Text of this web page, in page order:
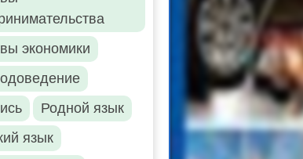
экономики
Родной язык
язык